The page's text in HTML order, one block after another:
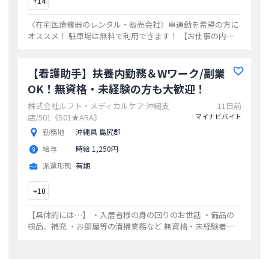
〈在宅医療機器のレンタル・販売会社〉車通勤を希望の方に
オススメ！ 駐車場は無料で利用できます！ 【お仕事の内
【看護助手】扶養内勤務＆Wワーク/副業
OK！無資格・未経験の方も大歓迎！
株式会社ルフト・メディカルケア 沖縄支
店/501《501★ARA》
勤務地
沖縄県 島尻郡
給与
時給 1,250円
派遣形態 有期
11日前
マイナビバイト
+10
【具体的には…】 ・入居者様の身の回りのお世話 ・備品の
検品、補充 ・お部屋等の清掃業務など 無資格・未経験者歓